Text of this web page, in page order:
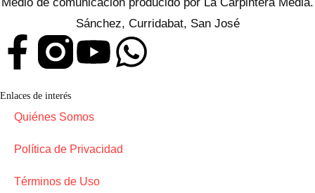
Sánchez, Curridabat, San José
Enlaces de interés
Quiénes Somos
Política de Privacidad
Términos de Uso